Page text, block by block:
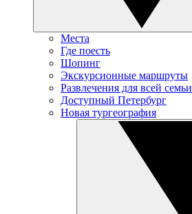
Места
Где поесть
Шопинг
Экскурсионные маршруты
Развлечения для всей семьи
Доступный Петербург
Новая тургеография